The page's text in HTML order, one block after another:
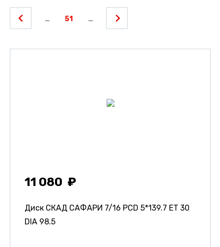
... 51 ...
11 080
Диск СКАД САФАРИ 7/16 PCD 5*139.7 ET 30
DIA 98.5